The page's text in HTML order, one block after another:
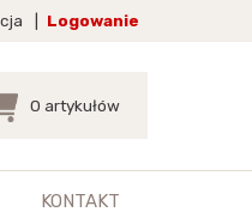
Logowanie
0 artykułów
KONTAKT